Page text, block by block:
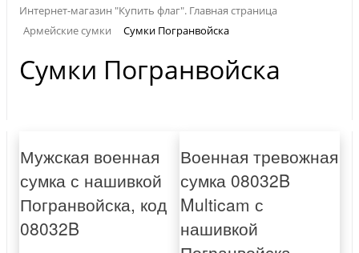
Интернет-магазин "Купить флаг". Главная страница
Армейские сумки
Сумки Погранвойска
Сумки Погранвойска
Мужская военная
сумка с нашивкой
Погранвойска, код
08032B
Военная тревожная
сумка 08032B
Multicam с
нашивкой